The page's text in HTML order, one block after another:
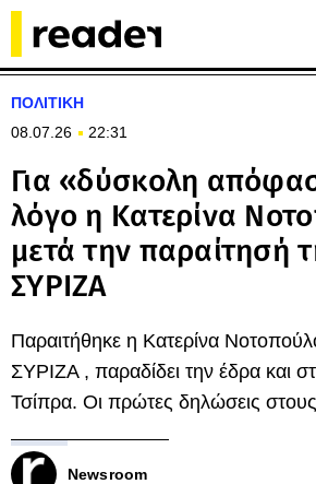
ΠΟΛΙΤΙΚΗ
08.07.26
22:31
Για «δύσκολη
λόγο η Κατερίνα
μετά την παραίτησή
ΣΥΡΙΖΑ
Παραιτήθηκε η Κατερίνα
ΣΥΡΙΖΑ , παραδίδει την έδρα και
Τσίπρα. Οι πρώτες δηλώσεις
Newsroom